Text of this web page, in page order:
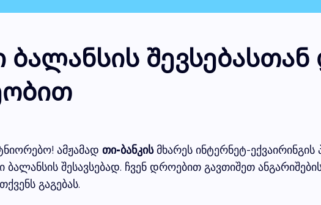
ამჟამად თი-ბანკისმხარეს ინტერნეტ-
ბალანსის შესავსებად. ჩვენ დროებით გავთიშეთ
გაგებას.